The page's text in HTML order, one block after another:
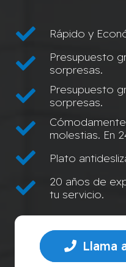
Rápido y
Presupuesto
sorpresas.
Presupuesto
sorpresas.
molestias. En
Plato
20 años de
tu servicio.
Llama